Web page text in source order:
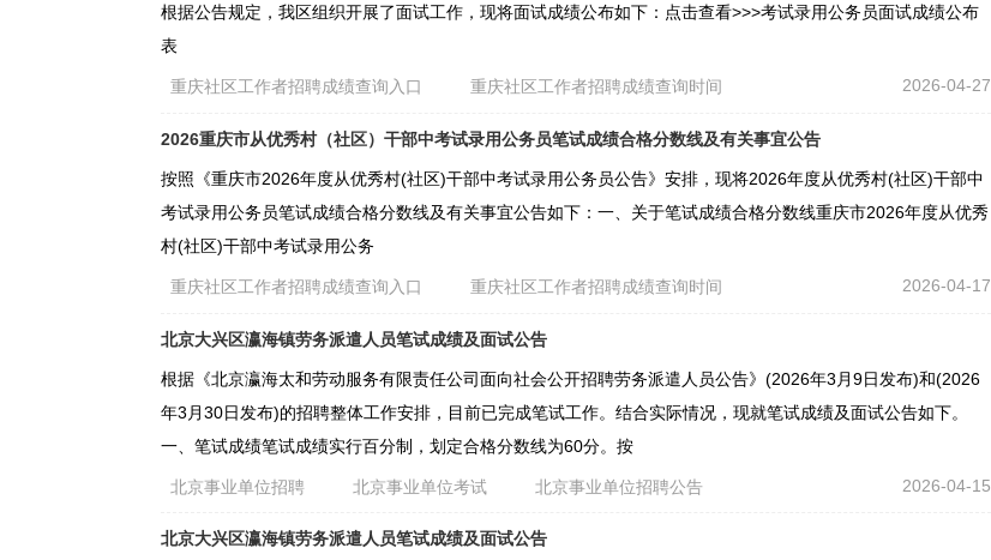
根据公告规定，我区组织开展了面试工作，现将面试成绩公布如下：点击查看>>>考试录用公务员面试成绩公布
表
2026-04-27
重庆社区工作者招聘成绩查询入口 重庆社区工作者招聘成绩查询时间
2026重庆市从优秀村（社区）干部中考试录用公务员笔试成绩合格分数线及有关事宜公告
按照《重庆市2026年度从优秀村(社区)干部中考试录用公务员公告》安排，现将2026年度从优秀村(社区)干部中
考试录用公务员笔试成绩合格分数线及有关事宜公告如下：一、关于笔试成绩合格分数线重庆市2026年度从优秀
村(社区)干部中考试录用公务
2026-04-17
重庆社区工作者招聘成绩查询入口 重庆社区工作者招聘成绩查询时间
北京大兴区瀛海镇劳务派遣人员笔试成绩及面试公告
根据《北京瀛海太和劳动服务有限责任公司面向社会公开招聘劳务派遣人员公告》(2026年3月9日发布)和(2026
年3月30日发布)的招聘整体工作安排，目前已完成笔试工作。结合实际情况，现就笔试成绩及面试公告如下。
一、笔试成绩笔试成绩实行百分制，划定合格分数线为60分。按
2026-04-15
北京事业单位招聘 北京事业单位考试 北京事业单位招聘公告
北京大兴区瀛海镇劳务派遣人员笔试成绩及面试公告